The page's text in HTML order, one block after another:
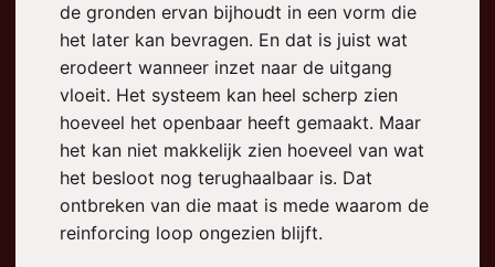
de gronden ervan bijhoudt in een vorm die
het later kan bevragen. En dat is juist wat
erodeert wanneer inzet naar de uitgang
vloeit. Het systeem kan heel scherp zien
hoeveel het openbaar heeft gemaakt. Maar
het kan niet makkelijk zien hoeveel van wat
het besloot nog terughaalbaar is. Dat
ontbreken van die maat is mede waarom de
reinforcing loop ongezien blijft.